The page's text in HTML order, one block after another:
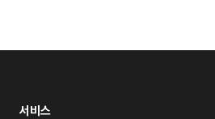
서비스